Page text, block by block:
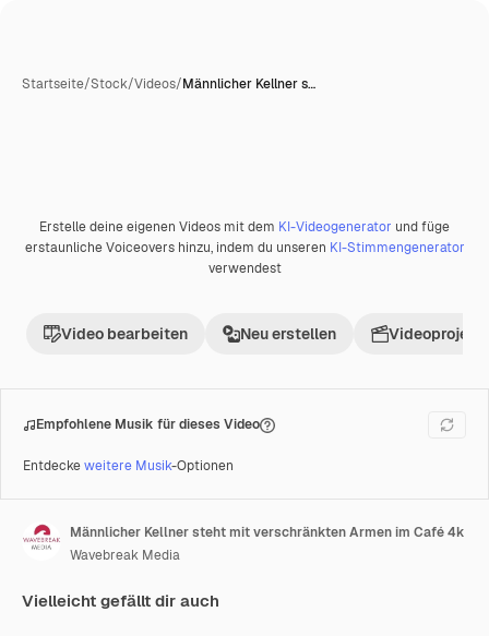
Startseite/Stock/Videos/Männlicher Kellner s…
Premium
Erstelle deine eigenen Videos mit dem KI-Videogenerator und füge
erstaunliche Voiceovers hinzu, indem du unseren KI-Stimmengenerator
verwendest
Video bearbeiten Neu erstellen Videoprojekt
Empfohlene Musik für dieses Video
Entdeckeweitere Musik-Optionen
Männlicher Kellner steht mit verschränkten Armen im Café 4k
Wavebreak Media
Vielleicht gefällt dir auch